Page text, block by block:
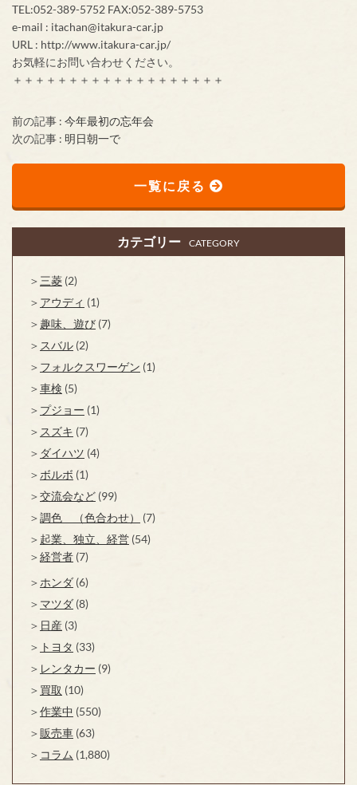
TEL:052-389-5752 FAX:052-389-5753
e-mail : itachan@itakura-car.jp
URL : http://www.itakura-car.jp/
お気軽にお問い合わせください。
＋＋＋＋＋＋＋＋＋＋＋＋＋＋＋＋＋＋＋
前の記事 : 今年最初の忘年会
次の記事 : 明日朝一で
一覧に戻る
カテゴリー CATEGORY
三菱 (2)
アウディ (1)
趣味、遊び (7)
スバル (2)
フォルクスワーゲン (1)
車検 (5)
プジョー (1)
スズキ (7)
ダイハツ (4)
ボルボ (1)
交流会など (99)
調色 （色合わせ）
(7)
起業、独立、経営 (54)
経営者 (7)
ホンダ (6)
マツダ (8)
日産 (3)
トヨタ (33)
レンタカー (9)
買取 (10)
作業中 (550)
販売車 (63)
コラム (1,880)